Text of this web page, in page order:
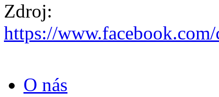
Zdroj:
https://
O nás